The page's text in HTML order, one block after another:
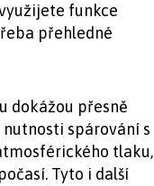
funkce
přehledné
dokážou přesně
spárování s
tlaku,
Tyto i další